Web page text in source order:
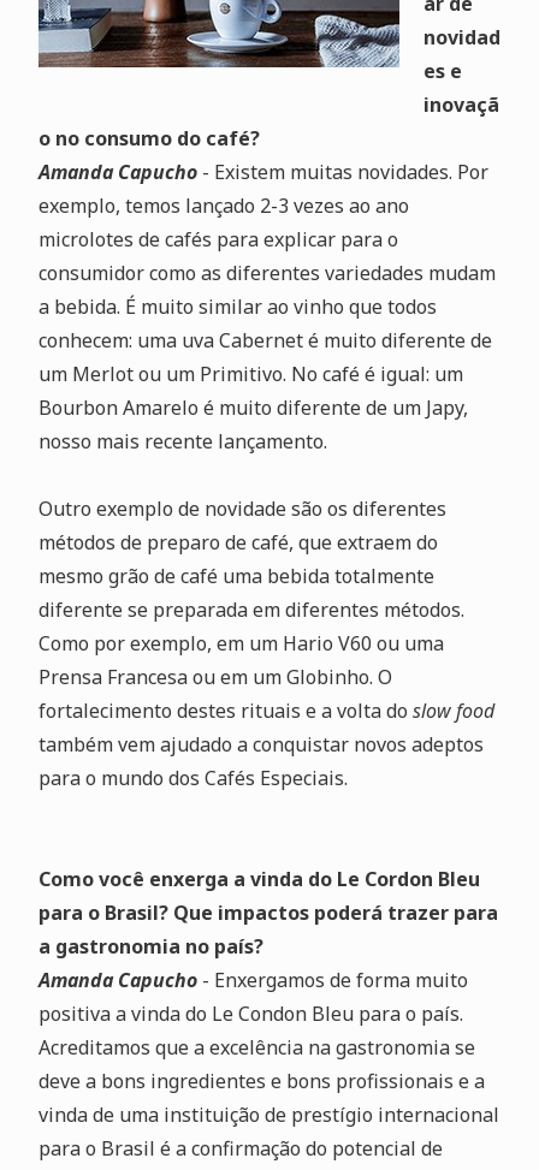
novidad
es e
inovaçã
o no consumo do café?
Amanda Capucho - Existem muitas novidades. Por
exemplo, temos lançado 2-3 vezes ao ano
microlotes de cafés para explicar para o
consumidor como as diferentes variedades mudam
a bebida. É muito similar ao vinho que todos
conhecem: uma uva Cabernet é muito diferente de
um Merlot ou um Primitivo. No café é igual: um
Bourbon Amarelo é muito diferente de um Japy,
nosso mais recente lançamento.
Outro exemplo de novidade são os diferentes
métodos de preparo de café, que extraem do
mesmo grão de café uma bebida totalmente
diferente se preparada em diferentes métodos.
Como por exemplo, em um Hario V60 ou uma
Prensa Francesa ou em um Globinho. O
fortalecimento destes rituais e a volta do slow food
também vem ajudado a conquistar novos adeptos
para o mundo dos Cafés Especiais.
Como você enxerga a vinda do Le Cordon Bleu
para o Brasil? Que impactos poderá trazer para
a gastronomia no país?
Amanda Capucho- Enxergamos de forma muito
positiva a vinda do Le Condon Bleu para o país.
Acreditamos que a excelência na gastronomia se
deve a bons ingredientes e bons profissionais e a
vinda de uma instituição de prestígio internacional
para o Brasil é a confirmação do potencial de